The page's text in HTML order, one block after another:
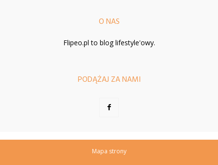
O NAS
Flipeo.pl to blog lifestyle'owy.
PODĄŻAJ ZA NAMI
Mapa strony